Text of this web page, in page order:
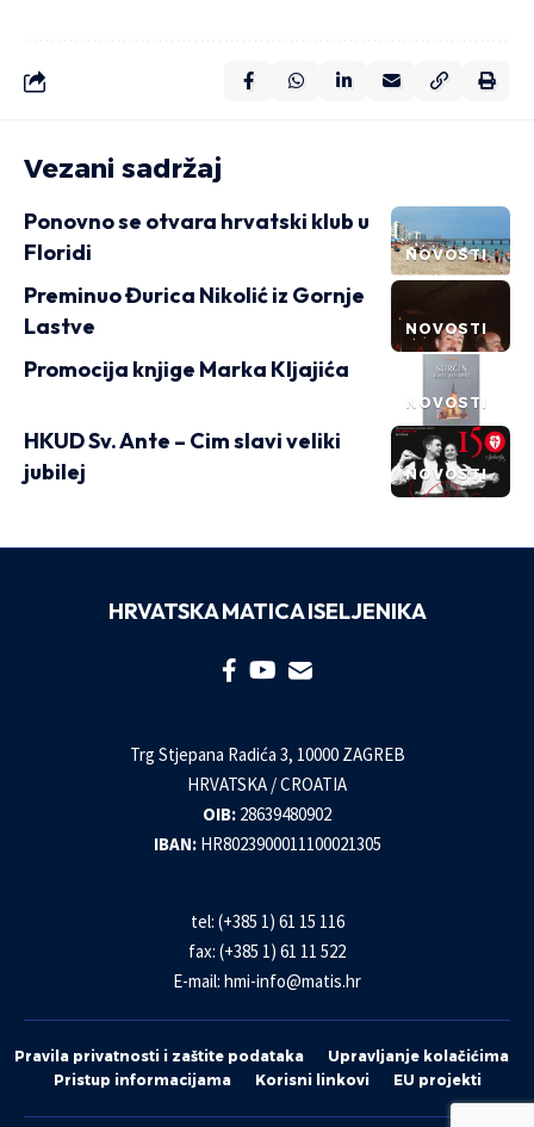
Vezani sadržaj
NOVOSTI
Ponovno se otvara hrvatski klub u
Floridi
NOVOSTI
Preminuo Đurica Nikolić iz Gornje
Lastve
NOVOSTI
Promocija knjige Marka Kljajića
NOVOSTI
HKUD Sv. Ante – Cim slavi veliki
jubilej
HRVATSKA MATICA ISELJENIKA
Trg Stjepana Radića 3, 10000 ZAGREB
HRVATSKA / CROATIA
OIB: 28639480902
IBAN: HR8023900011100021305
tel: (+385 1) 61 15 116
fax: (+385 1) 61 11 522
E-mail: hmi-info@matis.hr
Pravila privatnosti i zaštite podataka
Upravljanje kolačićima
Pristup informacijama
Korisni linkovi EU projekti